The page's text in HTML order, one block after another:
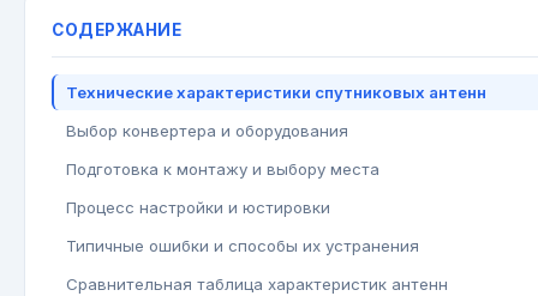
СОДЕРЖАНИЕ
Технические характеристики спутниковых антенн
Выбор конвертера и оборудования
Подготовка к монтажу и выбору места
Процесс настройки и юстировки
Типичные ошибки и способы их устранения
Сравнительная таблица характеристик антенн